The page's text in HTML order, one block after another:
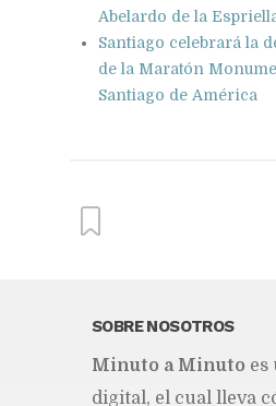
Abelardo de la
Santiago celebrará la
de la Maratón
Santiago de América
From this category »
Italia
del Schengen
SOBRE NOSOTROS
Mi­nu­to a Mi­nu­to es
di­gi­tal, el cual lle­va